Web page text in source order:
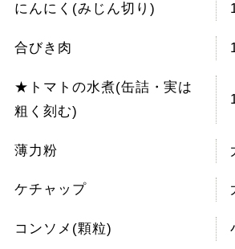
にんにく(みじん切り)
合びき肉
★トマトの水煮(缶詰・実は
粗く刻む)
薄力粉
ケチャップ
コンソメ(顆粒)